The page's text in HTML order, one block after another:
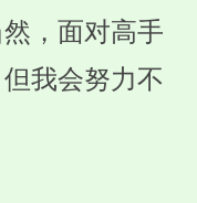
，面对高手
我会努力不